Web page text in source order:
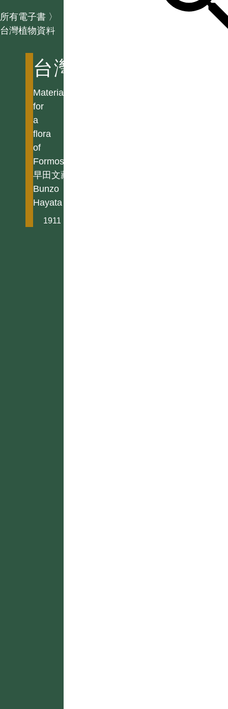
所有電子書 〉
台灣植物資料
台灣植物資料
Materials
for
a
flora
of
Formosa
早田文藏
Bunzo
Hayata
1911